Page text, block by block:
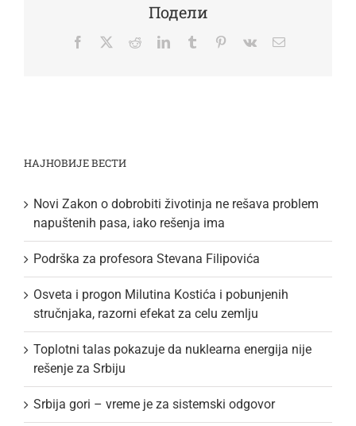
Подели
Facebook
TwitterRedditLinkedInTumblr Pinterest
Vk Email
НАЈНОВИЈЕ ВЕСТИ
Novi Zakon o dobrobiti životinja ne rešava problem
napuštenih pasa, iako rešenja ima
Podrška za profesora Stevana Filipovića
Osveta i progon Milutina Kostića i pobunjenih
stručnjaka, razorni efekat za celu zemlju
Toplotni talas pokazuje da nuklearna energija nije
rešenje za Srbiju
Srbija gori – vreme je za sistemski odgovor